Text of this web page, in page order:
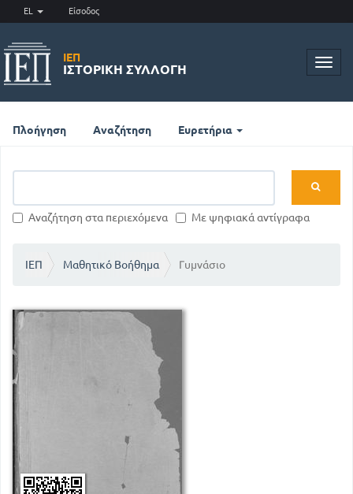
EL Είσοδος
ΙΕΠ
ΙΣΤΟΡΙΚΉ ΣΥΛΛΟΓΉ
Πλοήγηση Αναζήτηση Ευρετήρια
Αναζήτηση στα περιεχόμενα Με ψηφιακά αντίγραφα
ΙΕΠ Μαθητικό Βοήθημα Γυμνάσιο